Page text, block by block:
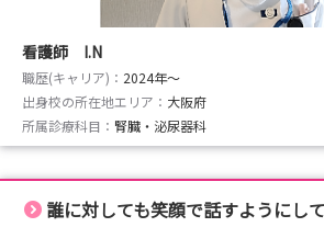
看護師 I.N
職歴(キャリア)： 2024年〜
出身校の所在地エリア： 大阪府
所属診療科目： 腎臓・泌尿器科
誰に対しても笑顔で話すようにして